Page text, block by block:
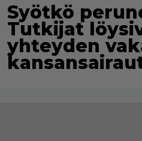
Syötkö
Tutkijat
yhteyden